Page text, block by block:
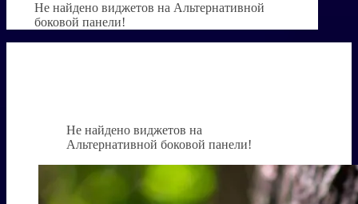
Не найдено виджетов на Альтернативной
боковой панели!
Не найдено виджетов на
Альтернативной боковой панели!